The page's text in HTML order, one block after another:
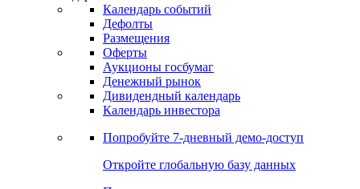
Откройте глобальную базу данных
Получить доступ
Календарь
Календарь событий
Дефолты
Размещения
Оферты
Денежный рынок
Календарь инвестора